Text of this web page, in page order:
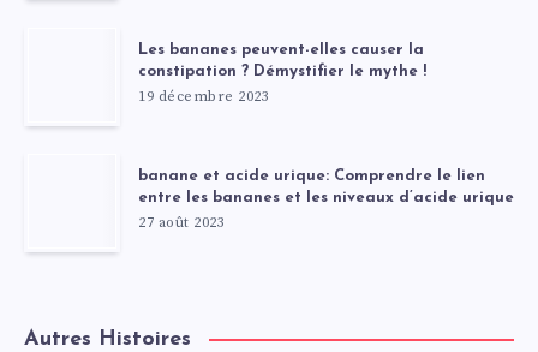
Les bananes peuvent-elles causer la
constipation ? Démystifier le mythe !
19 décembre 2023
banane et acide urique: Comprendre le lien
entre les bananes et les niveaux d’acide urique
27 août 2023
Autres Histoires